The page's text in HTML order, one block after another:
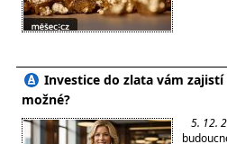
Investice do zlata vám
možné?
5. 12.